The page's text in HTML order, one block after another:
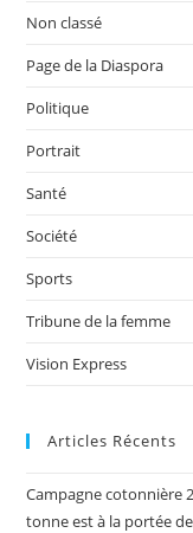
Non classé
Page de la Diaspora
Politique
Portrait
Santé
Société
Sports
Tribune de la femme
Vision Express
Articles Récents
Campagne cotonnière
tonne est à la portée